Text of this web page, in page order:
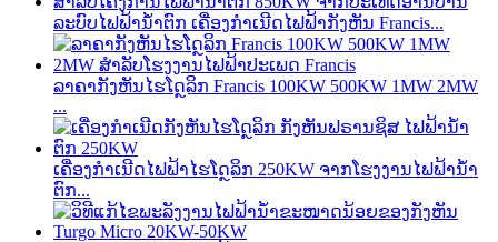
ລະບົບໄຟຟ້ານ້ຳຕົກ ເຄື່ອງກຳເນີດໄຟຟ້າກັງຫັນ Francis...
ລາຄາກັງຫັນໄຮໂດຼລິກ Francis 100KW 500KW 1MW 2MW
...
ເຄື່ອງກຳເນີດໄຟຟ້າໄຮໂດຼລິກ 250KW ຈາກໂຮງງານໄຟຟ້ານ້ຳ
ຕົກ...